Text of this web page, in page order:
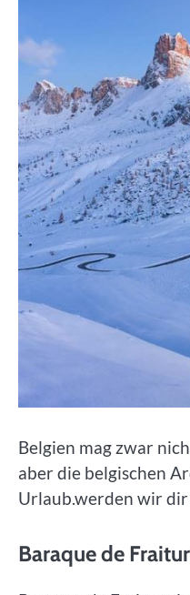
Belgien mag zwar
aber die belgischen
Urlaub.werden wir dir
Baraque de